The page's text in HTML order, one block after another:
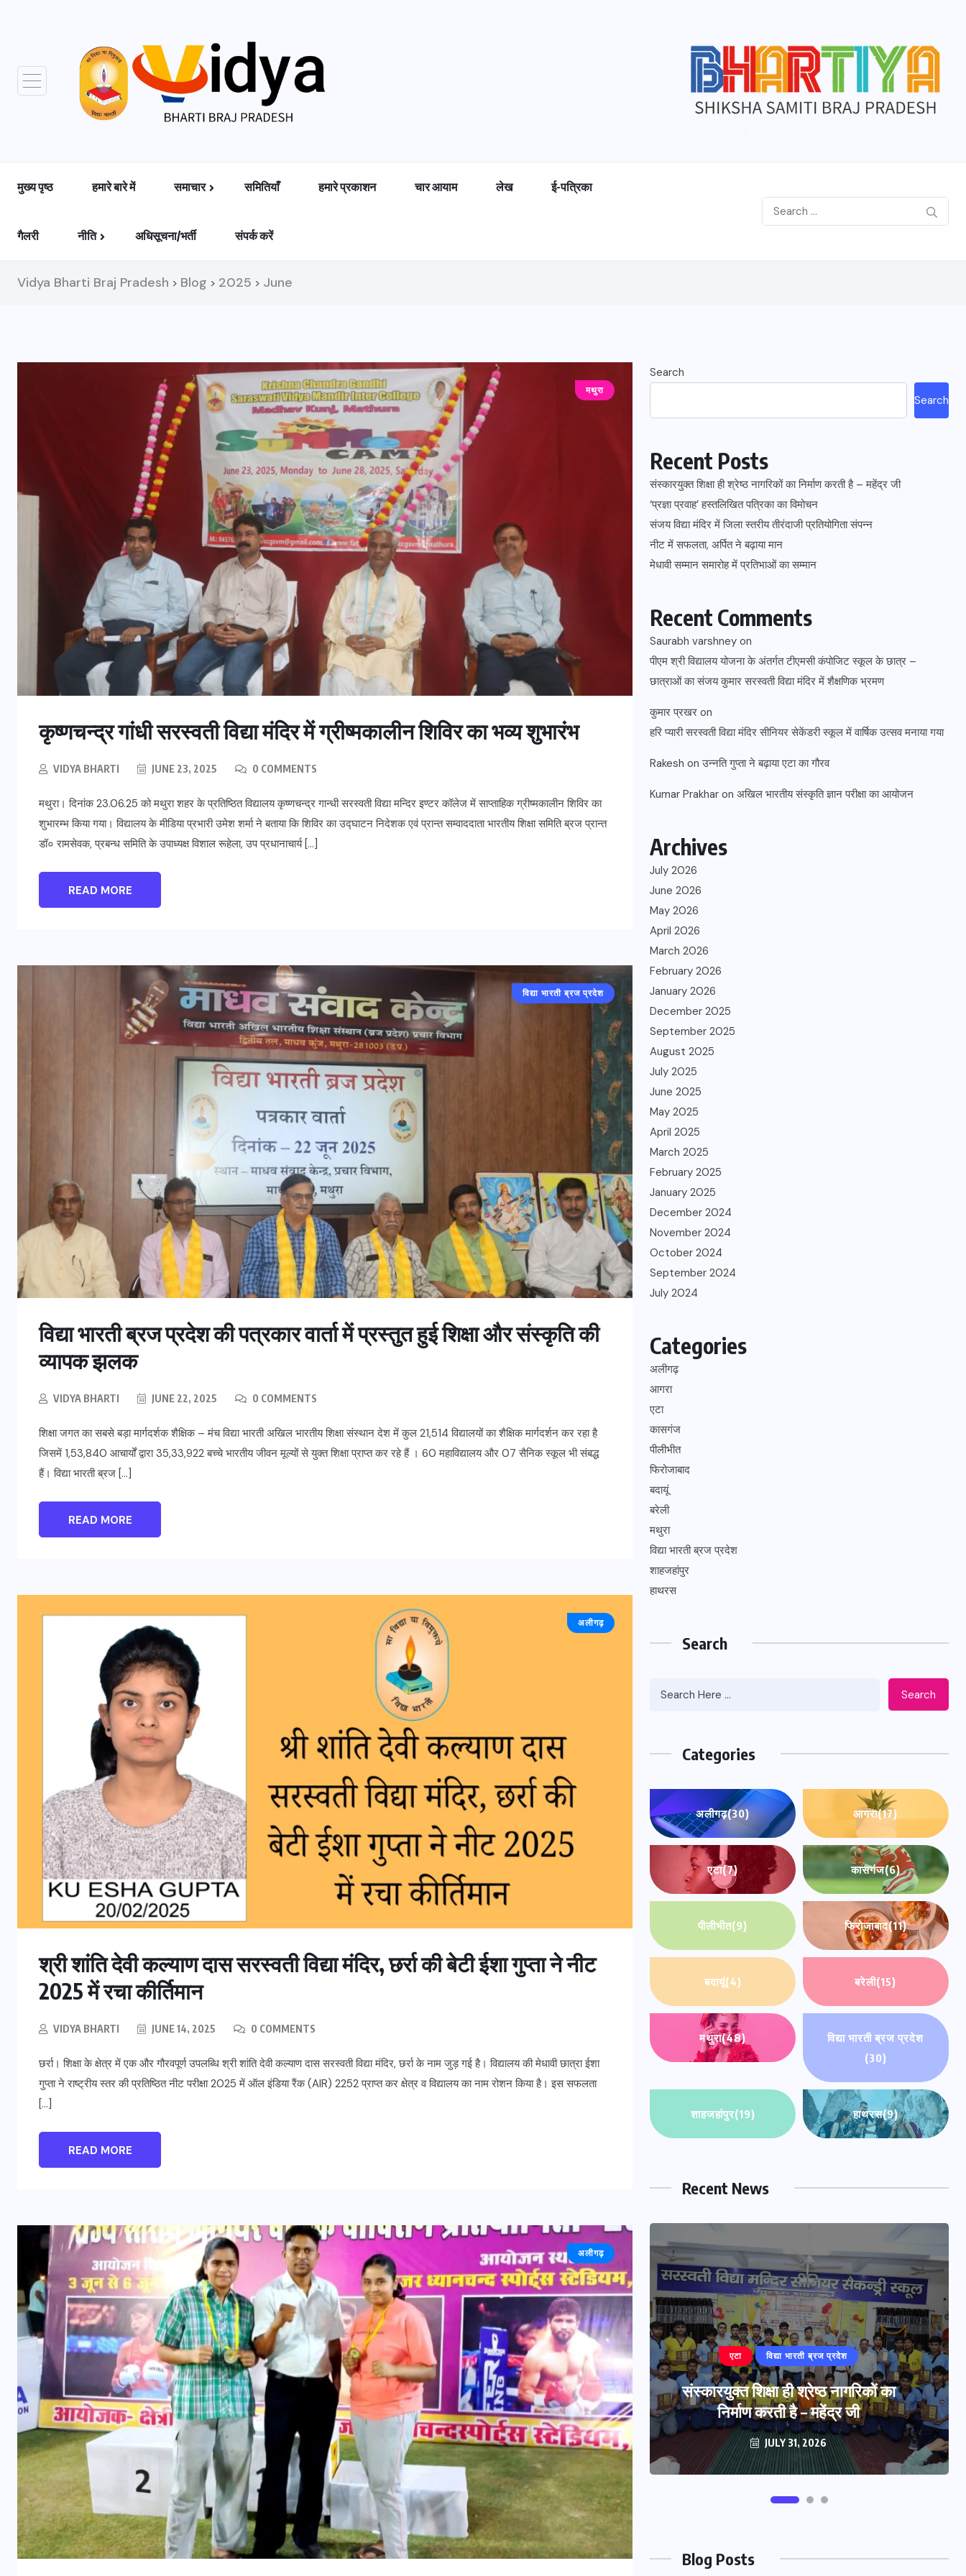
मुख्य पृष्ठ हमारे बारे में समाचार समितियाँ हमारे प्रकाशन चार आयाम लेख ई-पत्रिका
गैलरी नीति अधिसूचना/भर्ती संपर्क करें
Vidya Bharti Braj Pradesh > Blog > 2025 > June
मथुरा
कृष्णचन्द्र गांधी सरस्वती विद्या मंदिर में ग्रीष्मकालीन शिविर का भव्य शुभारंभ
VIDYA BHARTI JUNE 23, 2025 0 COMMENTS
मथुरा। दिनांक 23.06.25 को मथुरा शहर के प्रतिष्ठित विद्यालय कृष्णचन्द्र गान्धी सरस्वती विद्या मन्दिर इण्टर कॉलेज में साप्ताहिक ग्रीष्मकालीन शिविर का
शुभारम्भ किया गया। विद्यालय के मीडिया प्रभारी उमेश शर्मा ने बताया कि शिविर का उ‌द्घाटन निदेशक एवं प्रान्त सम्वाददाता भारतीय शिक्षा समिति ब्रज प्रान्त
डॉ० रामसेवक, प्रबन्ध समिति के उपाध्यक्ष विशाल रूहेला, उप प्रधानाचार्य […]
READ MORE
मथुरा
विद्या भारती ब्रज प्रदेश
विद्या भारती ब्रज प्रदेश की पत्रकार वार्ता में प्रस्तुत हुई शिक्षा और संस्कृति की
व्यापक झलक
VIDYA BHARTI JUNE 22, 2025 0 COMMENTS
शिक्षा जगत का सबसे बड़ा मार्गदर्शक शैक्षिक – मंच विद्या भारती अखिल भारतीय शिक्षा संस्थान देश में कुल 21,514 विद्यालयों का शैक्षिक मार्गदर्शन कर रहा है
जिसमें 1,53,840 आचार्यों द्वारा 35,33,922 बच्चे भारतीय जीवन मूल्यों से युक्त शिक्षा प्राप्त कर रहे हैं । 60 महाविद्यालय और 07 सैनिक स्कूल भी संबद्ध
हैं। विद्या भारती ब्रज […]
READ MORE
अलीगढ़
श्री शांति देवी कल्याण दास सरस्वती विद्या मंदिर, छर्रा की बेटी ईशा गुप्ता ने नीट
2025 में रचा कीर्तिमान
VIDYA BHARTI JUNE 14, 2025 0 COMMENTS
छर्रा। शिक्षा के क्षेत्र में एक और गौरवपूर्ण उपलब्धि श्री शांति देवी कल्याण दास सरस्वती विद्या मंदिर, छर्रा के नाम जुड़ गई है। विद्यालय की मेधावी छात्रा ईशा
गुप्ता ने राष्ट्रीय स्तर की प्रतिष्ठित नीट परीक्षा 2025 में ऑल इंडिया रैंक (AIR) 2252 प्राप्त कर क्षेत्र व विद्यालय का नाम रोशन किया है। इस सफलता
[…]
READ MORE
अलीगढ़
Search
Search
Recent Posts
संस्कारयुक्त शिक्षा ही श्रेष्ठ नागरिकों का निर्माण करती है – महेंद्र जी
‘प्रज्ञा प्रवाह’ हस्तलिखित पत्रिका का विमोचन
संजय विद्या मंदिर में जिला स्तरीय तीरंदाजी प्रतियोगिता संपन्न
नीट में सफलता, अर्पित ने बढ़ाया मान
मेधावी सम्मान समारोह में प्रतिभाओं का सम्मान
Recent Comments
Saurabh varshney on
पीएम श्री विद्यालय योजना के अंतर्गत टीएमसी कंपोजिट स्कूल के छात्र –
छात्राओं का संजय कुमार सरस्वती विद्या मंदिर में शैक्षणिक भ्रमण
कुमार प्रखर on
हरि प्यारी सरस्वती विद्या मंदिर सीनियर सेकेंडरी स्कूल में वार्षिक उत्सव मनाया गया
Rakesh onउन्नति गुप्ता ने बढ़ाया एटा का गौरव
Kumar Prakhar on अखिल भारतीय संस्कृति ज्ञान परीक्षा का आयोजन
Archives
July 2026
June 2026
May 2026
April 2026
March 2026
February 2026
January 2026
December 2025
September 2025
August 2025
July 2025
June 2025
May 2025
April 2025
March 2025
February 2025
January 2025
December 2024
November 2024
October 2024
September 2024
July 2024
Categories
अलीगढ़
आगरा
एटा
कासगंज
पीलीभीत
फिरोजाबाद
बदायूं
बरेली
मथुरा
विद्या भारती ब्रज प्रदेश
शाहजहांपुर
हाथरस
Search
Search
Categories
अलीगढ़(30) आगरा(17)
एटा(7) कासगंज(6)
पीलीभीत(9) फिरोजाबाद(11)
बदायूं(4) बरेली(15)
मथुरा(48)
विद्या भारती ब्रज प्रदेश
(30)
शाहजहांपुर(19) हाथरस(9)
Recent News
शाहजहांपुर
संजय विद्या मंदिर में जिला स्तरीय तीरंदाजी
प्रतियोगिता संपन्न
JULY 23, 2026
एटा विद्या भारती ब्रज प्रदेश
संस्कारयुक्त शिक्षा ही श्रेष्ठ नागरिकों का
निर्माण करती है – महेंद्र जी
JULY 31, 2026
बरेली
‘प्रज्ञा प्रवाह’ हस्तलिखित पत्रिका का
विमोचन
JULY 29, 2026
Blog Posts